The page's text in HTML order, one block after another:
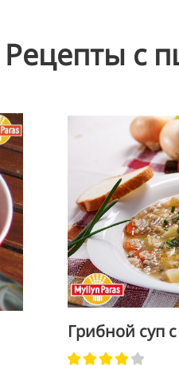
Рецепты с
Грибной суп